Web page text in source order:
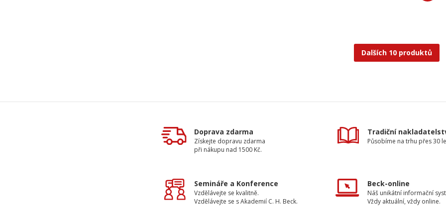
Dalších 10 produktů
Doprava zdarma
Získejte dopravu zdarma
při nákupu nad 1500 Kč.
Tradiční
Působíme na trhu přes 30
Semináře a Konference
Vzdělávejte se kvalitně.
Vzdělávejte se s Akademií C. H. Beck.
Beck-online
Náš unikátní informační
Vždy aktuální, vždy online.